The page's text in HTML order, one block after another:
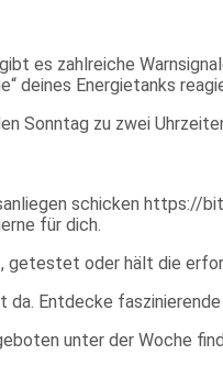
es zahlreiche
deines Energietanks
Sonntag zu zwei
schicken https://
für dich.
getestet oder hält die
da. Entdecke
unter der Woche